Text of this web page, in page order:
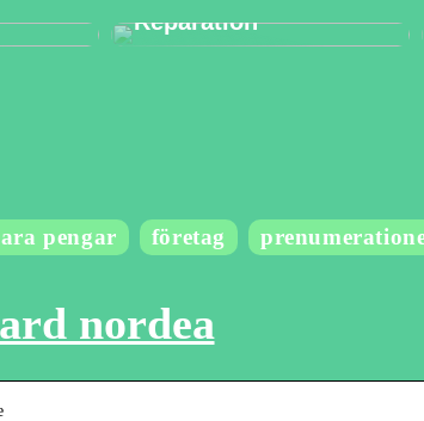
Reparation
pengar företag
nordea